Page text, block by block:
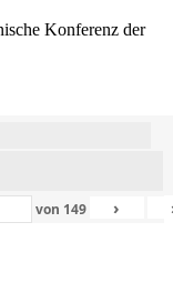
Konferenz der
von 149 ›